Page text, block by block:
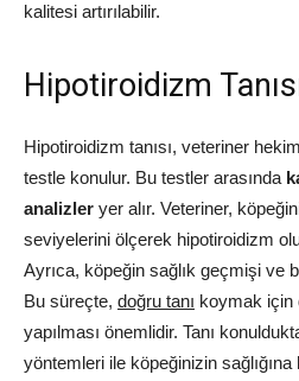
kalitesi artırılabilir.
Hipotiroidizm
Hipotiroidizm tanısı, veteriner
testle konulur. Bu testler arasında
analizler yer alır. Veteriner,
seviyelerini ölçerek hipotiroidizm
Ayrıca, köpeğin sağlık geçmişi ve
Bu süreçte, doğru tanı koymak için
yapılması önemlidir. Tanı
yöntemleri ile köpeğinizin